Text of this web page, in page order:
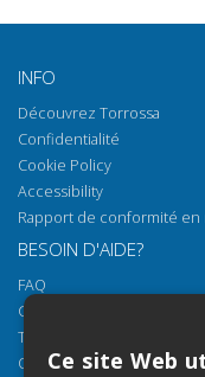
INFO
Découvrez Torrossa
Confidentialité
Cookie Policy
Accessibility
Rapport de conformité en
BESOIN D'AIDE?
FAQ
Comment ouvrir nos
Torrossa Reader
Options d'accès
Ce site Web